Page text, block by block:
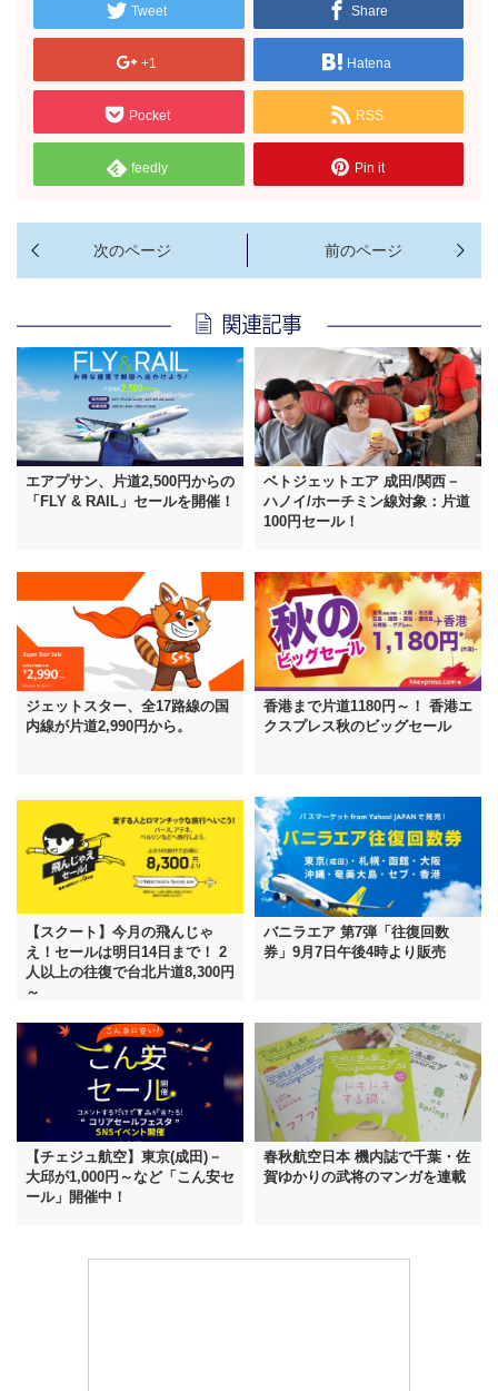
Tweet Share
+1 Hatena
Pocket RSS
feedly Pin it
エアプサン、片道2,500円からの
「FLY & RAIL」セールを開催！
ベトジェットエア 成田/関西－
ハノイ/ホーチミン線対象：片道
100円セール！
ジェットスター、全17路線の国
内線が片道2,990円から。
香港まで片道1180円～！ 香港エ
クスプレス秋のビッグセール
【スクート】今月の飛んじゃ
え！セールは明日14日まで！ 2
人以上の往復で台北片道8,300円
～
バニラエア 第7弾「往復回数
券」9月7日午後4時より販売
【チェジュ航空】東京(成田)－
大邱が1,000円～など「こん安セ
ール」開催中！
春秋航空日本 機内誌で千葉・佐
賀ゆかりの武将のマンガを連載